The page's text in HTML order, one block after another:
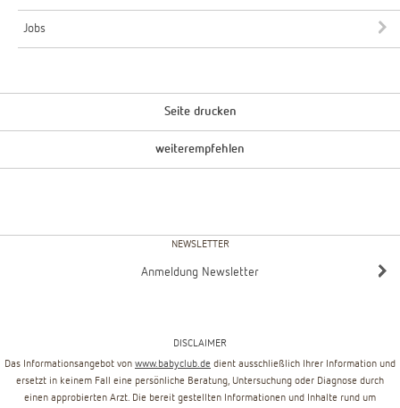
Jobs
Seite drucken
weiterempfehlen
NEWSLETTER
Anmeldung Newsletter
DISCLAIMER
Das Informationsangebot von www.babyclub.de dient ausschließlich Ihrer Information und
ersetzt in keinem Fall eine persönliche Beratung, Untersuchung oder Diagnose durch
einen approbierten Arzt. Die bereit gestellten Informationen und Inhalte rund um